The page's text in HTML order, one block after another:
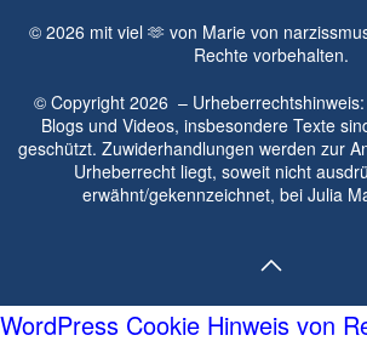
© 2026 mit viel 🫶 von Marie von
Rechte vorbehalten.
© Copyright 2026 –
Blogs und Videos, insbesondere Texte
geschützt. Zuwiderhandlungen werden zur
Urheberrecht liegt, soweit nicht
erwähnt/gekennzeichnet, bei Julia
WordPress Cookie Hinweis von